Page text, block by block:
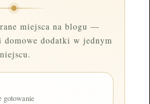
miejsca na blogu —
dodatki w jednym
gotowanie